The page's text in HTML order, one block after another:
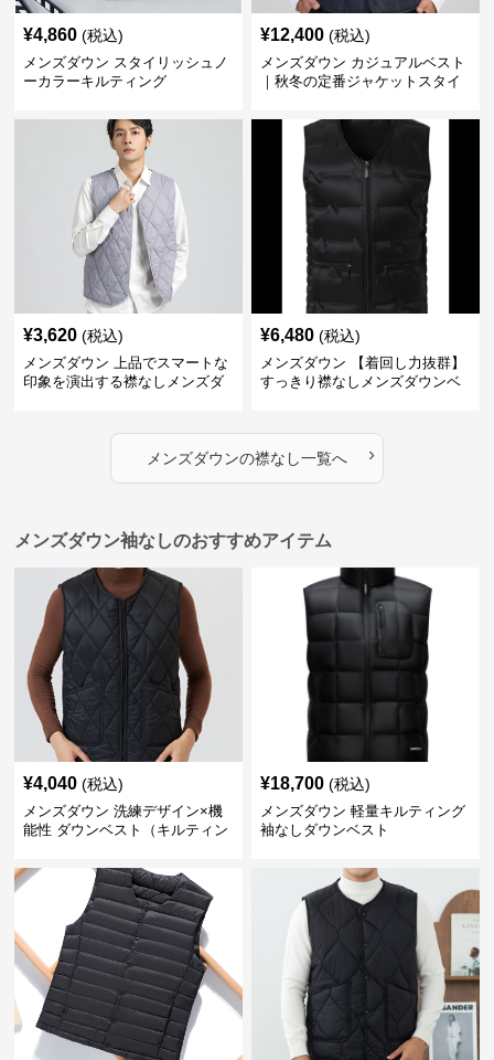
¥4,860 (税込)
メンズダウン スタイリッシュノ
ーカラーキルティング
¥12,400 (税込)
メンズダウン カジュアルベスト
｜秋冬の定番ジャケットスタイ
¥3,620 (税込)
メンズダウン 上品でスマートな
印象を演出する襟なしメンズダ
¥6,480 (税込)
メンズダウン 【着回し力抜群】
すっきり襟なしメンズダウンベ
メンズダウンの襟なし一覧へ ›
メンズダウン袖なしのおすすめアイテム
¥4,040 (税込)
メンズダウン 洗練デザイン×機
能性 ダウンベスト（キルティン
¥18,700 (税込)
メンズダウン 軽量キルティング
袖なしダウンベスト